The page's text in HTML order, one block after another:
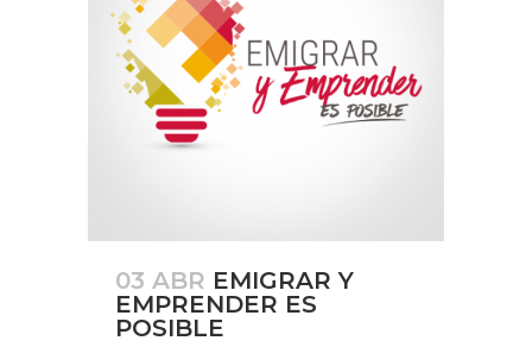
03 ABR EMIGRAR Y
EMPRENDER ES
POSIBLE